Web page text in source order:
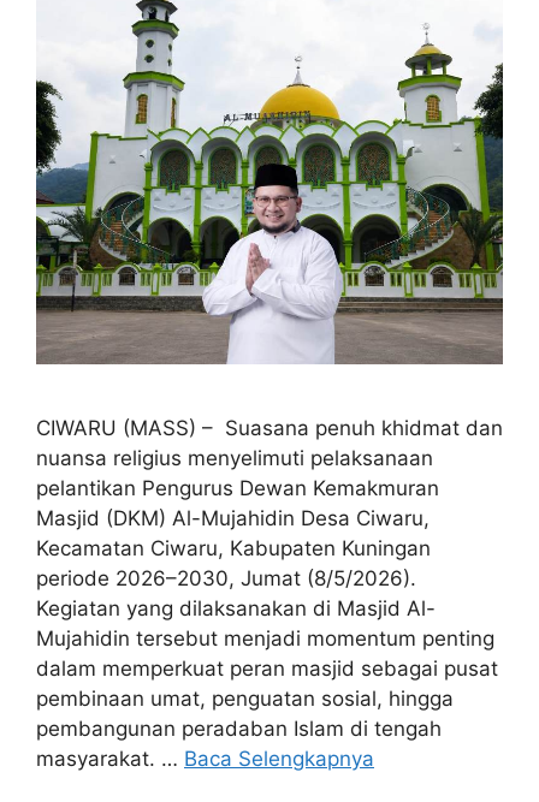
CIWARU (MASS) – Suasana penuh khidmat dan
nuansa religius menyelimuti pelaksanaan
pelantikan Pengurus Dewan Kemakmuran
Masjid (DKM) Al-Mujahidin Desa Ciwaru,
Kecamatan Ciwaru, Kabupaten Kuningan
periode 2026–2030, Jumat (8/5/2026).
Kegiatan yang dilaksanakan di Masjid Al-
Mujahidin tersebut menjadi momentum penting
dalam memperkuat peran masjid sebagai pusat
pembinaan umat, penguatan sosial, hingga
pembangunan peradaban Islam di tengah
masyarakat. … Baca Selengkapnya